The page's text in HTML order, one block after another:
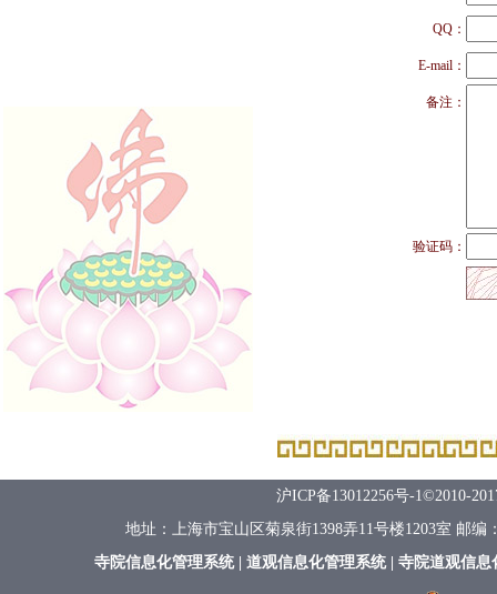
QQ：
E-mail：
备注：
验证码：
沪ICP备13012256号-1©2010-
地址：上海市宝山区菊泉街1398弄11号楼1203室 邮编
寺院信息化管理系统 | 道观信息化管理系统 | 寺院道观信